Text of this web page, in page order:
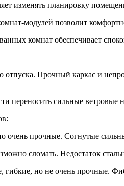
изменять планировку
модулей позволит
комнат обеспечивает
отпуска. Прочный каркас и
переносить сильные ветровые
прочные. Согнутые
сломать. Недостаток
гибкие, но не очень прочные.